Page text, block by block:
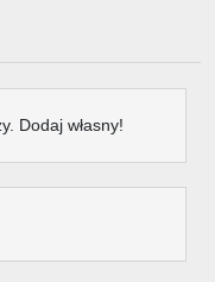
Dodaj własny!